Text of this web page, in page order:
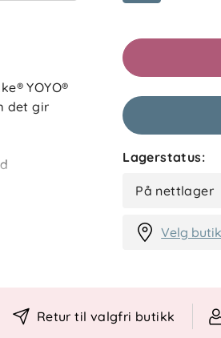
YOYO®
det gir
i
Lagerstatus:
På nettlager
Velg
Retur til valgfri butikk